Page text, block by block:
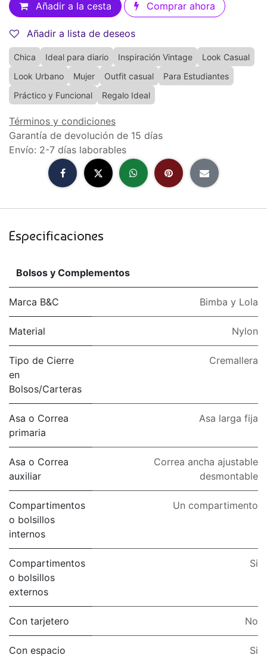
Añadir a la cesta Comprar ahora
Añadir a lista de deseos
Chica Ideal para diario Inspiración Vintage
Look Casual
Look Urbano
Mujer Outfit casual
Para Estudiantes
Práctico y Funcional
Regalo Ideal
Términos y condiciones
Garantía de devolución de 15 días
Envío: 2-7 días laborables
Especificaciones
Bolsos y Complementos
Marca B&C Bimba y Lola
Material Nylon
Tipo de Cierre
en
Bolsos/Carteras
Cremallera
Asa o Correa
primaria
Asa larga fija
Asa o Correa
auxiliar
Correa ancha ajustable
desmontable
Compartimentos
o bolsillos
internos
Un compartimento
Compartimentos
o bolsillos
externos
Si
Con tarjetero No
Con espacio
Si